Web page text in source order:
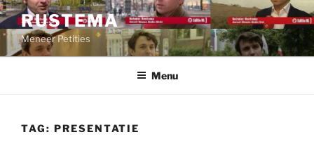
Ga
naar
inhoud
RUSTEMA
Meneer Petities
Menu
TAG: PRESENTATIE